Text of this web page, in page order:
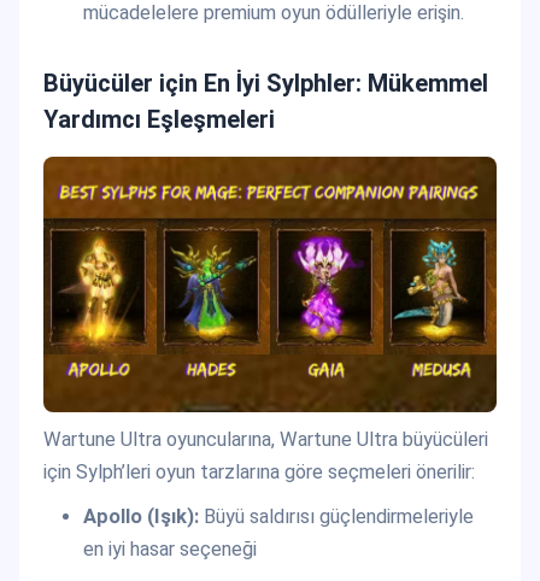
mücadelelere premium oyun ödülleriyle erişin.
Büyücüler için En İyi Sylphler: Mükemmel
Yardımcı Eşleşmeleri
Wartune Ultra oyuncularına, Wartune Ultra büyücüleri
için Sylph’leri oyun tarzlarına göre seçmeleri önerilir:
Apollo (Işık):Büyü saldırısı güçlendirmeleriyle
en iyi hasar seçeneği